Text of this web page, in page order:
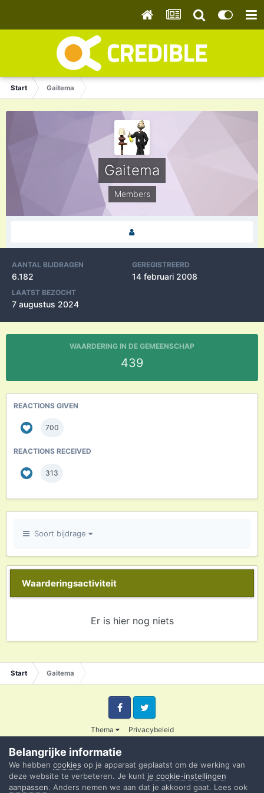
Start Gaitema
Gaitema
Members
AANTAL BIJDRAGEN
6.182
GEREGISTREERD
14 februari 2008
LAATST BEZOCHT
7 augustus 2024
WAARDERING IN DE GEMEENSCHAP
439
REACTIONS GIVEN
700
REACTIONS RECEIVED
313
Soort bijdrage
Waarderingsactiviteit
Er is hier nog niets
Start Gaitema
Thema Privacybeleid
FacebookTwitter
Powered by Invision Community
Belangrijke informatie
We hebben cookies op je apparaat geplaatst om de werking van
deze website te verbeteren. Je kunt je cookie-instellingen
aanpassen. Anders nemen we aan dat je akkoord gaat. Lees ook